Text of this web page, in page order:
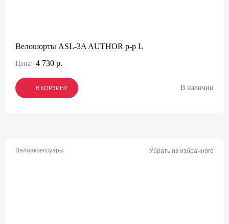
Велошорты ASL-3A AUTHOR р-р L
Цена: 4 730 р.
В КОРЗИНУ
В КОРЗИНУ
В КОРЗИНУ В наличии
Велоаксессуары Убрать из избранного